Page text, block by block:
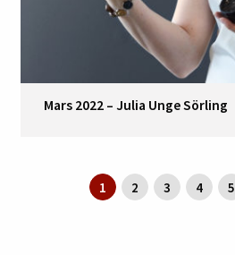
Mars 2022 – Julia Unge Sörling
1 2 3 4 5